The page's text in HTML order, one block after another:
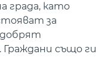
града, като
за
също ги